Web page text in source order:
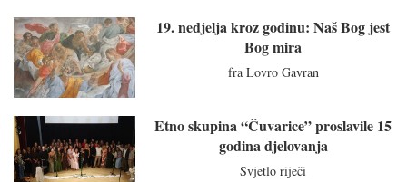
19. nedjelja kroz godinu: Naš Bog jest
Bog mira
fra Lovro Gavran
Etno skupina “Čuvarice” proslavile 15
godina djelovanja
Svjetlo riječi